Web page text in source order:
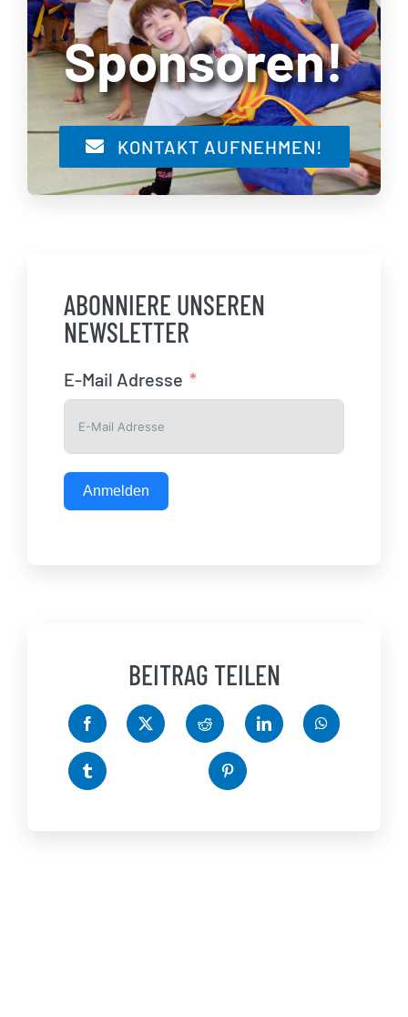
Sponsoren!
KONTAKT AUFNEHMEN!
ABONNIERE UNSEREN
NEWSLETTER
E-Mail Adresse
Anmelden
BEITRAG TEILEN